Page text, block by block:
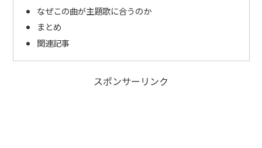
なぜこの曲が主題歌に合うのか
まとめ
関連記事
スポンサーリンク